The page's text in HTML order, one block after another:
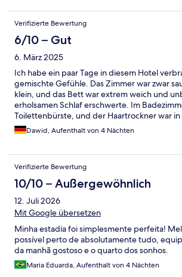
kommen!
Verifizierte Bewertung
6/10 – Gut
6. März 2025
Ich habe ein paar Tage in diesem Hotel
gemischte Gefühle. Das Zimmer war zwar
klein, und das Bett war extrem weich und
erholsamen Schlaf erschwerte. Im
Toilettenbürste, und der Haartrockner war
Kommodenschublade versteckt und konnte
herausgenommen werden. Außerdem war
es stickig und heiß im Zimmer. Das
eintönig – jeden Tag die gleichen britischen
Rührei schmeckte unangenehm. Positiv zu
ausgezeichnete Lage – direkt an der Princess
einfachem Zugang zu vielen Bussen und
Sehenswürdigkeiten im Stadtzentrum waren
Besichtigungen machte. Insgesamt war das
Ausgangspunkt für Touren geeignet, aber
Aufenthalts ließ zu wünschen übrig.
Dawid, Aufenthalt von 4 Nächten
Verifizierte Bewertung
10/10 – Außergewöhnlich
12. Juli 2026
Mit Google übersetzen
Minha estadia foi simplesmente perfeita!
possível perto de absolutamente tudo,
da manhã gostoso e o quarto dos sonhos.
Maria Eduarda, Aufenthalt von 4 Nächten